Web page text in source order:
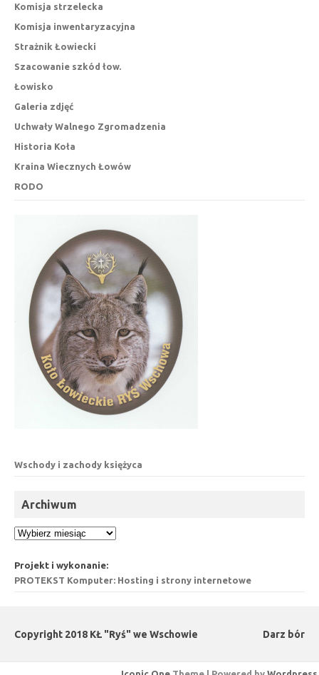
Komisja strzelecka
Komisja inwentaryzacyjna
Strażnik Łowiecki
Szacowanie szkód łow.
Łowisko
Galeria zdjęć
Uchwały Walnego Zgromadzenia
Historia Koła
Kraina Wiecznych Łowów
RODO
Wschody i zachody księżyca
Archiwum
Archiwum
Projekt i wykonanie:
PROTEKST Komputer: Hosting i strony internetowe
Copyright 2018 KŁ "Ryś" we Wschowie Darz bór